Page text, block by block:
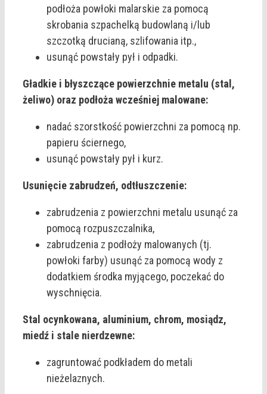
podłoża powłoki malarskie za pomocą
skrobania szpachelką budowlaną i/lub
szczotką drucianą, szlifowania itp.,
usunąć powstały pył i odpadki.
Gładkie i błyszczące powierzchnie metalu (stal,
żeliwo) oraz podłoża wcześniej malowane:
nadać szorstkość powierzchni za pomocą np.
papieru ściernego,
usunąć powstały pył i kurz.
Usunięcie zabrudzeń, odtłuszczenie:
zabrudzenia z powierzchni metalu usunąć za
pomocą rozpuszczalnika,
zabrudzenia z podłoży malowanych (tj.
powłoki farby) usunąć za pomocą wody z
dodatkiem środka myjącego, poczekać do
wyschnięcia.
Stal ocynkowana, aluminium, chrom, mosiądz,
miedź i stale nierdzewne:
zagruntować podkładem do metali
nieżelaznych.